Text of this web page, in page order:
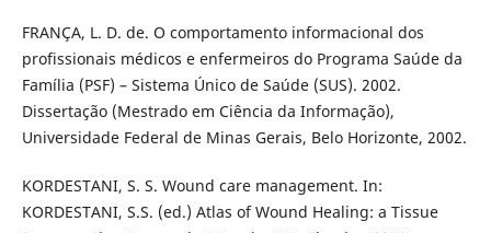
FRANÇA, L. D. de. O comportamento informacional dos
profissionais médicos e enfermeiros do Programa Saúde da
Família (PSF) – Sistema Único de Saúde (SUS). 2002.
Dissertação (Mestrado em Ciência da Informação),
Universidade Federal de Minas Gerais, Belo Horizonte, 2002.
KORDESTANI, S. S. Wound care management. In:
KORDESTANI, S.S. (ed.) Atlas of Wound Healing: a Tissue